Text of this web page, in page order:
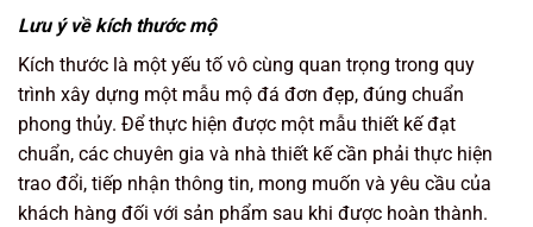
Lưu ý về kích thước mộ
Kích thước là một yếu tố vô cùng quan trọng trong quy
trình xây dựng một mẫu mộ đá đơn đẹp, đúng chuẩn
phong thủy. Để thực hiện được một mẫu thiết kế đạt
chuẩn, các chuyên gia và nhà thiết kế cần phải thực hiện
trao đổi, tiếp nhận thông tin, mong muốn và yêu cầu của
khách hàng đối với sản phẩm sau khi được hoàn thành.